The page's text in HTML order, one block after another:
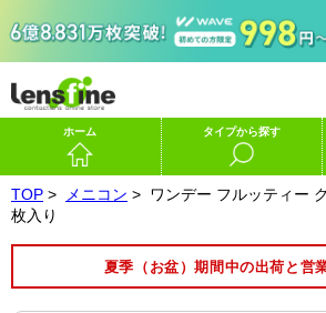
ホーム タイプから探す
TOP > メニコン > ワンデー フルッティー
枚入り
夏季（お盆）期間中の出荷と営